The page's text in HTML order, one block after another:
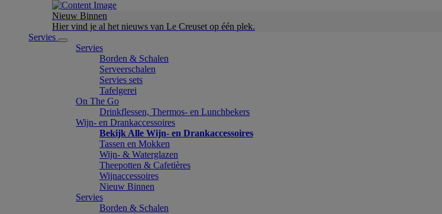
Nieuw Binnen
Hier vind je al het nieuws van Le Creuset op één plek.
Servies
Servies
Borden & Schalen
Serveerschalen
Servies sets
Tafelgerei
On The Go
Drinkflessen, Thermos- en Lunchbekers
Wijn- en Drankaccessoires
Bekijk Alle Wijn- en Drankaccessoires
Tassen en Mokken
Wijn- & Waterglazen
Theepotten & Cafetières
Wijnaccessoires
Nieuw Binnen
Servies
Borden & Schalen